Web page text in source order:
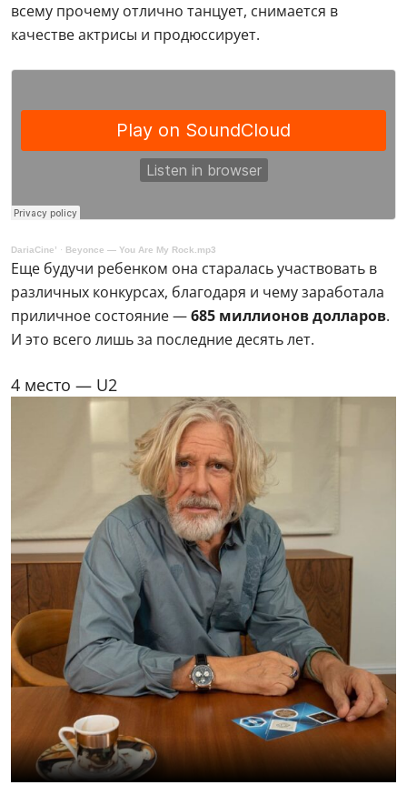
всему прочему отлично танцует, снимается в
качестве актрисы и продюссирует.
DariaCine’ · Beyonce — You Are My Rock.mp3
Еще будучи ребенком она старалась участвовать в
различных конкурсах, благодаря и чему заработала
приличное состояние —685 миллионов долларов.
И это всего лишь за последние десять лет.
4 место — U2